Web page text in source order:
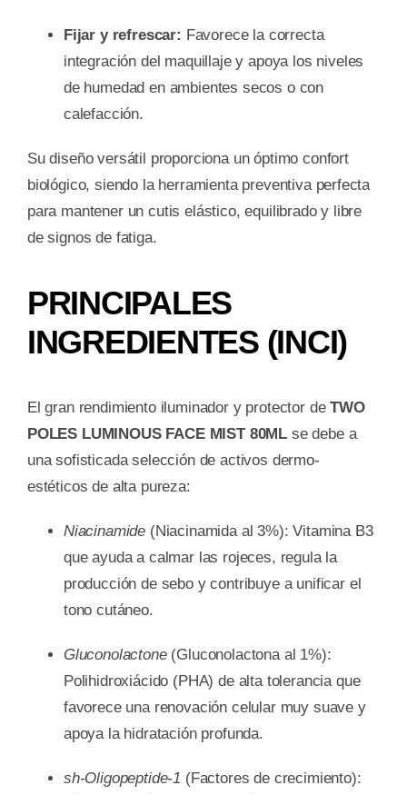
Fijar y refrescar: Favorece la correcta
integración del maquillaje y apoya los niveles
de humedad en ambientes secos o con
calefacción.
Su diseño versátil proporciona un óptimo confort
biológico, siendo la herramienta preventiva perfecta
para mantener un cutis elástico, equilibrado y libre
de signos de fatiga.
PRINCIPALES
INGREDIENTES (INCI)
El gran rendimiento iluminador y protector deTWO
POLES LUMINOUS FACE MIST 80ML se debe a
una sofisticada selección de activos dermo-
estéticos de alta pureza:
Niacinamide (Niacinamida al 3%): Vitamina B3
que ayuda a calmar las rojeces, regula la
producción de sebo y contribuye a unificar el
tono cutáneo.
Gluconolactone(Gluconolactona al 1%):
Polihidroxiácido (PHA) de alta tolerancia que
favorece una renovación celular muy suave y
apoya la hidratación profunda.
sh-Oligopeptide-1 (Factores de crecimiento):